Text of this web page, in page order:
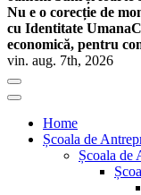
Nu e o corecție de
cu Identitate Umana
economică, pentru
vin. aug. 7th, 2026
Home
Școala de
Școala de